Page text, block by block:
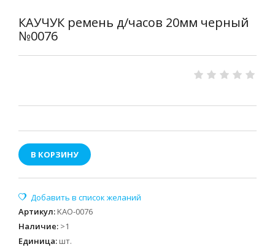
КАУЧУК ремень д/часов 20мм черный
№0076
В КОРЗИНУ
Артикул: KAO-0076
Наличие: >1
Единица: шт.